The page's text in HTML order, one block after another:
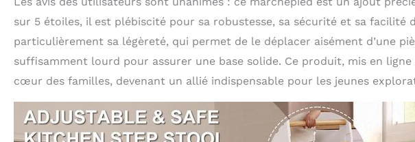
sur 5 étoiles, il est plébiscité pour sa robustesse, sa sécurité et sa facilité
particulièrement sa légèreté, qui permet de le déplacer aisément d’une
suffisamment lourd pour assurer une base solide. Ce produit, mis en ligne
cœur des familles, devenant un allié indispensable pour les jeunes